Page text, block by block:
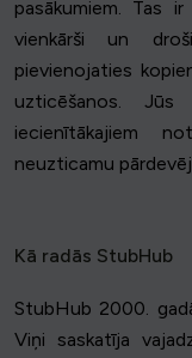
pasākumiem. Tas
vienkārši un
pievienojaties
uzticēšanos.
iecienītākajiem
neuzticamu
Kā radās StubHub
StubHub 2000.
Viņi saskatīja